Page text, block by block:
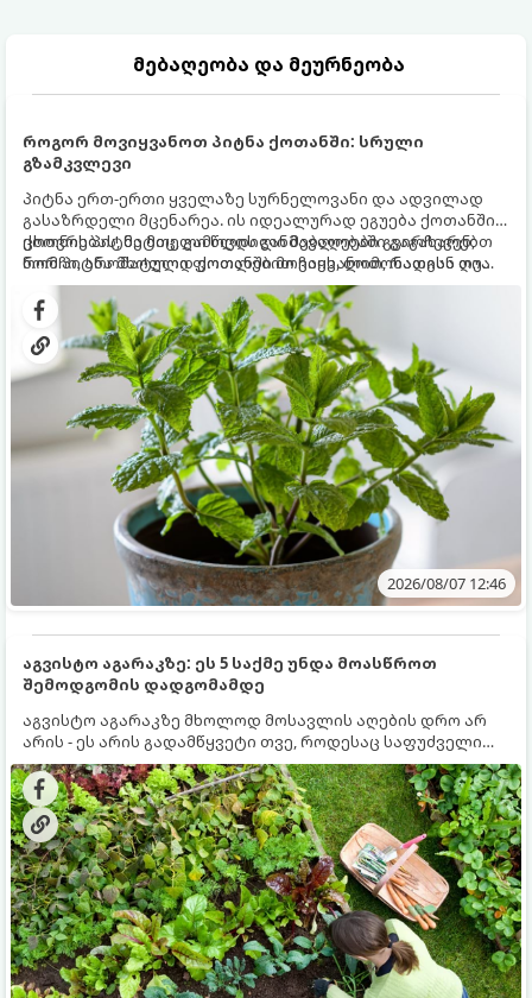
მებაღეობა და მეურნეობა
როგორ მოვიყვანოთ პიტნა ქოთანში: სრული
გზამკვლევი
პიტნა ერთ-ერთი ყველაზე სურნელოვანი და ადვილად
გასაზრდელი მცენარეა. ის იდეალურად ეგუება ქოთანში
ცხოვრებას, მეტიც, გამოცდილი მებაღეები გვირჩევენ,
რომ პიტნა მხოლოდ ქოთანში მოვიყვანოთ, რადგან ღია
გრუნტში (ბაღში) დარგვისას ის ფესვებით ძალიან
სწრაფად ვრცელდება და სხვა მცენარეებს ავიწროებს.
ქოთნის პიტნა მთელი წლის განმავლობაში გაგახარებთ
ნორჩი, არომატული ფოთლებით ჩაის, ლიმონათისა თუ
კერძებისთვის.
2026/08/07 12:46
აგვისტო აგარაკზე: ეს 5 საქმე უნდა მოასწროთ
შემოდგომის დადგომამდე
აგვისტო აგარაკზე მხოლოდ მოსავლის აღების დრო არ
არის - ეს არის გადამწყვეტი თვე, როდესაც საფუძველი
ეყრება მომავალი წლის მოსავალს და ბაღი მზადდება
შემოდგომა-ზამთრის სეზონისთვის. იმისათვის, რომ
ნიადაგმა ენერგია აღიდგინოს, ხოლო მცენარეებმა
ზამთარს გაუძლონ, აგვისტოს ბოლომდე 5
მნიშვნელოვანი საქმის გაკეთება უნდა მოასწროთ: